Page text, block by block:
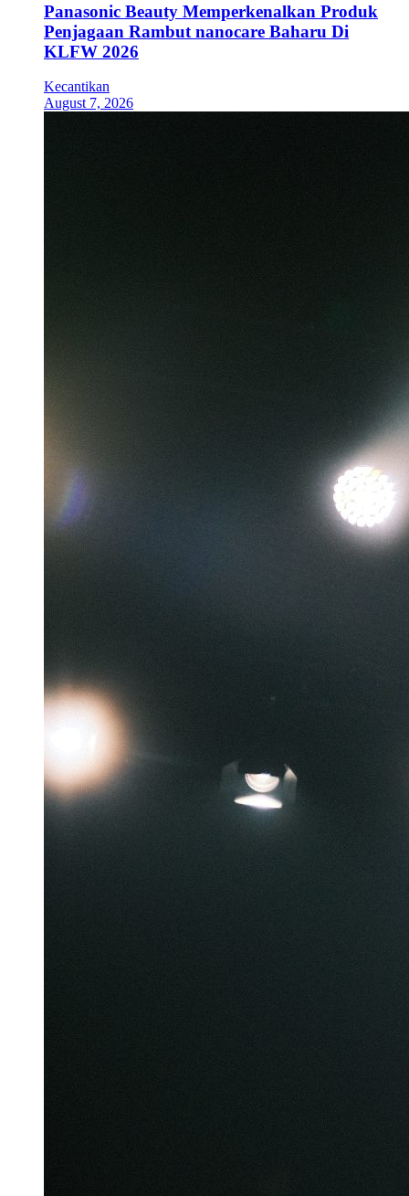
Panasonic Beauty Memperkenalkan Produk
Penjagaan Rambut nanocare Baharu Di
KLFW 2026
Kecantikan
August 7, 2026